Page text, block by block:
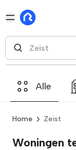
Alle
Home Zeist
Woningen